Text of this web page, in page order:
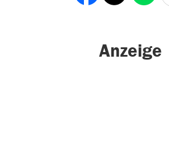
Anzeige